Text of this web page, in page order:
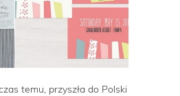
temu, przyszła do Polski